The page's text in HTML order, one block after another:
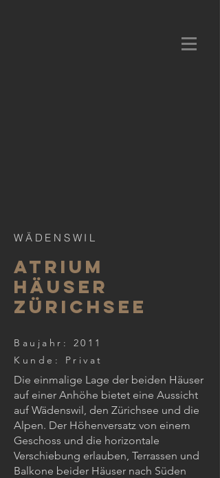
WÄDENSWIL
ATRIUM
HÄUSER
ZÜRICHSEE
Baujahr: 2011
Kunde: Privat
Die einmalige Lage der beiden Häuser
auf einer Anhöhe bietet eine Aussicht
auf Wädenswil, den Zürichsee und die
Alpen. Der Höhenversatz von einem
Geschoss und die horizontale
Verschiebung erlauben, Terrassen und
Balkone beider Häuser nach Süden